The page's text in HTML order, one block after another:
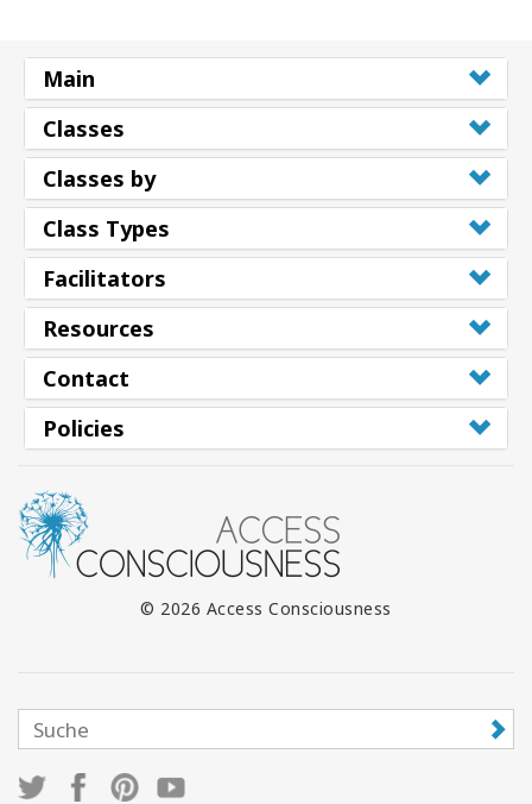
Main
Classes
Classes by
Class Types
Facilitators
Resources
Contact
Policies
© 2026 Access Consciousness